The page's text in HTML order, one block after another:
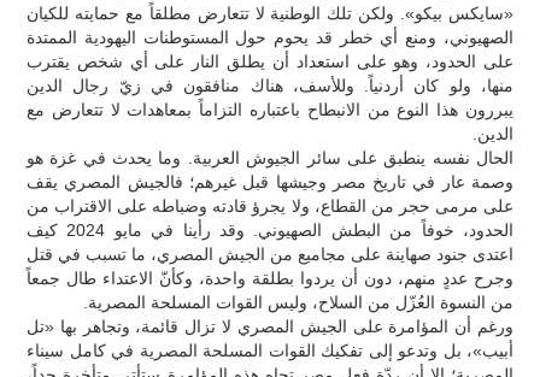
«سايكس بيكو». ولكن تلك الوطنية لا تتعارض مطلقاً مع حمايته للكيان
الصهيوني، ومنع أي خطر قد يحوم حول المستوطنات اليهودية الممتدة
على الحدود، وهو على استعداد أن يطلق النار على أي شخص يقترب
منها، ولو كان أردنياً. وللأسف، هناك منافقون في زيّ رجال الدين
يبررون هذا النوع من الانبطاح باعتباره التزاماً بمعاهدات لا تتعارض مع
الدين.
الحال نفسه ينطبق على سائر الجيوش العربية. وما يحدث في غزة هو
وصمة عار في تاريخ مصر وجيشها قبل غيرهم؛ فالجيش المصري يقف
على مرمى حجر من القطاع، ولا يجرؤ قادته وضباطه على الاقتراب من
الحدود، خوفاً من البطش الصهيوني. وقد رأينا في مايو 2024 كيف
اعتدى جنود صهاينة على مجاميع من الجيش المصري، ما تسبب في قتل
وجرح عددٍ منهم، دون أن يردوا بطلقة واحدة، وكأنّ الاعتداء طال جمعاً
من النسوة العُزّل من السلاح، وليس القوات المسلحة المصرية.
ورغم أن المؤامرة على الجيش المصري لا تزال قائمة، وتجاهر بها «تل
أبيب»، بل وتدعو إلى تفكيك القوات المسلحة المصرية في كامل سيناء